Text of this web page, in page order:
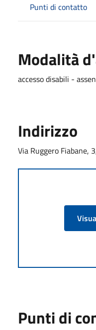
Punti di contatto
Modalità
accesso disabili -
Indirizzo
Via Ruggero Fiabane,
Punti di